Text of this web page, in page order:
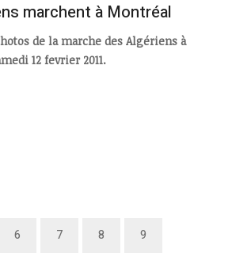
marchent à Montréal
de la marche des Algériens à
12 fevrier 2011.
6 7 8 9